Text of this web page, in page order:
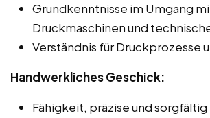
Grundkenntnisse im Umgang
Druckmaschinen und
Verständnis für Druckprozesse
Handwerkliches Geschick:
Fähigkeit, präzise und